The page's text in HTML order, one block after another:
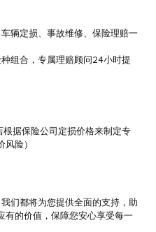
辆定损、事故维修、保险理赔一
组合，专属理赔顾问24小时提
据保险公司定损价格来制定专
风险）
们都将为您提供全面的支持，助
有的价值，保障您安心享受每一